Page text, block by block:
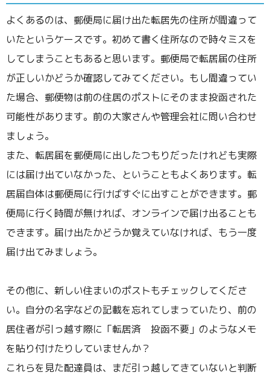
よくあるのは、郵便局に届け出た転居先の住所が間違って
いたというケースです。初めて書く住所なので時々ミスを
してしまうこともあると思います。郵便局で転居届の住所
が正しいかどうか確認してみてください。もし間違ってい
た場合、郵便物は前の住居のポストにそのまま投函された
可能性があります。前の大家さんや管理会社に問い合わせ
ましょう。
また、転居届を郵便局に出したつもりだったけれども実際
には届け出ていなかった、ということもよくあります。転
居届自体は郵便局に行けばすぐに出すことができます。郵
便局に行く時間が無ければ、オンラインで届け出ることも
できます。届け出たかどうか覚えていなければ、もう一度
届け出てみましょう。
その他に、新しい住まいのポストもチェックしてくださ
い。自分の名字などの記載を忘れてしまっていたり、前の
居住者が引っ越す際に「転居済 投函不要」のようなメモ
を貼り付けたりしていませんか？
これらを見た配達員は、まだ引っ越してきていないと判断